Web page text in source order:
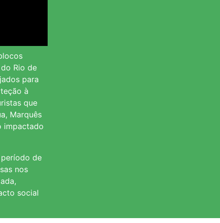
Rio de
para
à
que
Marquês
impactado
de
nos
social